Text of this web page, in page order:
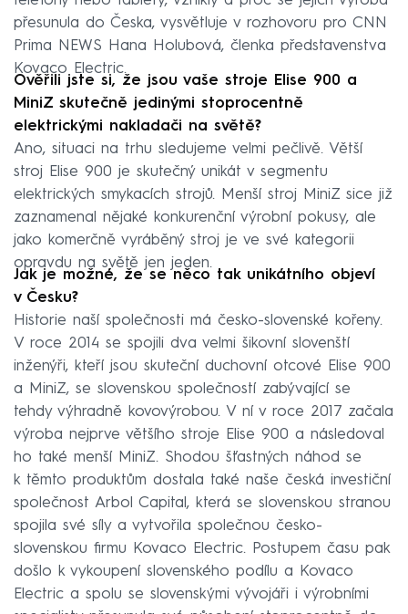
přesunula do Česka, vysvětluje v rozhovoru pro CNN
Prima NEWS Hana Holubová, členka představenstva
Kovaco Electric.
Ověřili jste si, že jsou vaše stroje Elise 900 a
MiniZ skutečně jedinými stoprocentně
elektrickými nakladači na světě?
Ano, situaci na trhu sledujeme velmi pečlivě. Větší
stroj Elise 900 je skutečný unikát v segmentu
elektrických smykacích strojů. Menší stroj MiniZ sice již
zaznamenal nějaké konkurenční výrobní pokusy, ale
jako komerčně vyráběný stroj je ve své kategorii
opravdu na světě jen jeden.
Jak je možné, že se něco tak unikátního objeví
v Česku?
Historie naší společnosti má česko-slovenské kořeny.
V roce 2014 se spojili dva velmi šikovní slovenští
inženýři, kteří jsou skuteční duchovní otcové Elise 900
a MiniZ, se slovenskou společností zabývající se
tehdy výhradně kovovýrobou. V ní v roce 2017 začala
výroba nejprve většího stroje Elise 900 a následoval
ho také menší MiniZ. Shodou šťastných náhod se
k těmto produktům dostala také naše česká investiční
společnost Arbol Capital, která se slovenskou stranou
spojila své síly a vytvořila společnou česko-
slovenskou firmu Kovaco Electric. Postupem času pak
došlo k vykoupení slovenského podílu a Kovaco
Electric a spolu se slovenskými vývojáři i výrobními